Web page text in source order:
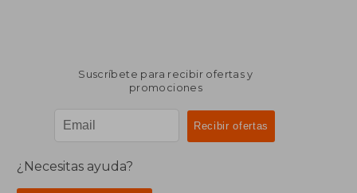
Suscríbete para recibir ofertas y
promociones
¿Necesitas ayuda?